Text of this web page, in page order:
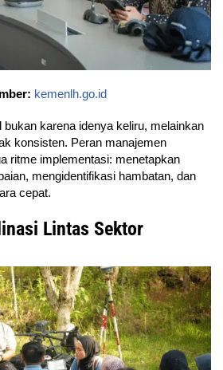
kemenlh.go.id
bukan karena idenya keliru, melainkan
konsisten. Peran manajemen
ritme implementasi: menetapkan
mengidentifikasi hambatan, dan
cepat.
Lintas Sektor